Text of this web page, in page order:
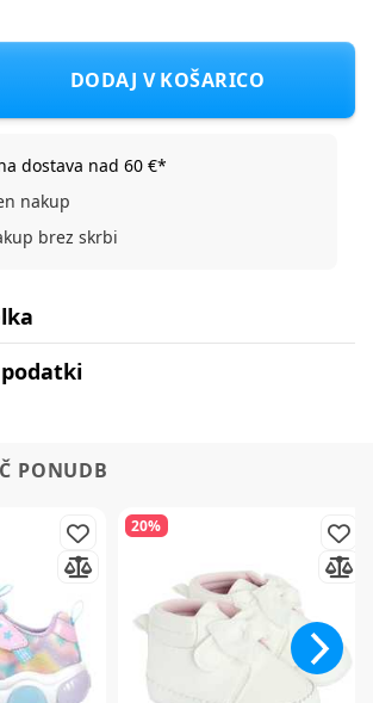
DH DEA3624F D Večbarvno 98
DODAJ V KOŠARICO
dostava nad 60 €*
nakup
brez skrbi
PONUDB
20%